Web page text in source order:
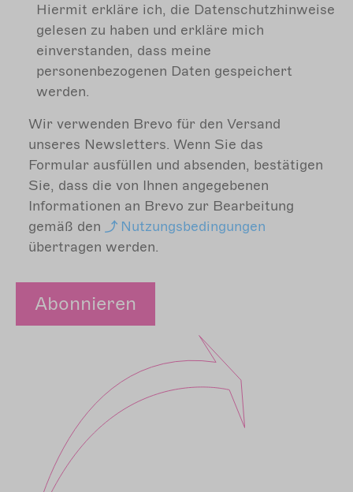
Hiermit erkläre ich, die Datenschutzhinweise
gelesen zu haben und erkläre mich
einverstanden, dass meine
personenbezogenen Daten gespeichert
werden.
Wir verwenden Brevo für den Versand
unseres Newsletters. Wenn Sie das
Formular ausfüllen und absenden, bestätigen
Sie, dass die von Ihnen angegebenen
Informationen an Brevo zur Bearbeitung
gemäß den
Nutzungsbedingungen
übertragen werden.
Abonnieren